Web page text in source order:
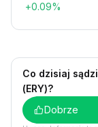
+0.09%
Co dzisiaj
(ERY)?
Dobrze